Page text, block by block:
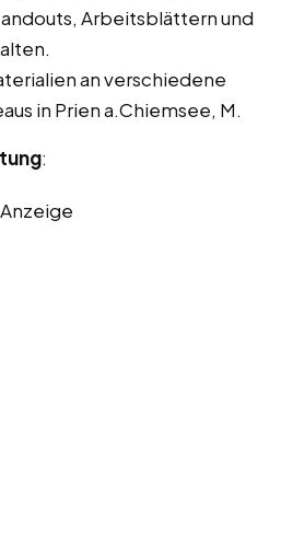
Arbeitsblättern und
an verschiedene
in Prien a.Chiemsee, M.
:
Anzeige